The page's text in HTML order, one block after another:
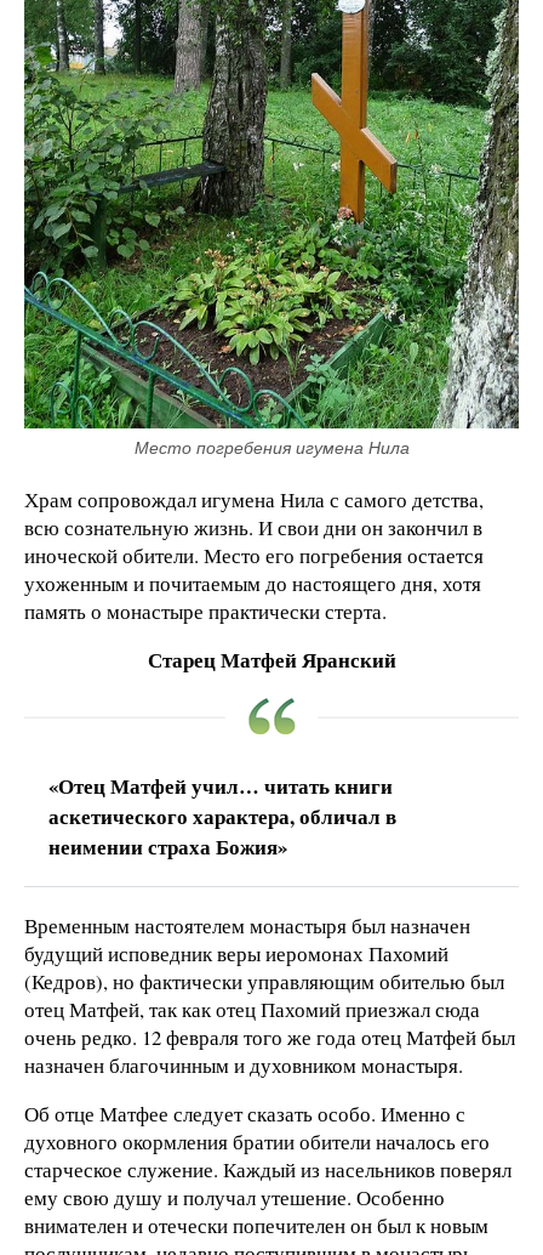
Место погребения игумена Нила
Храм сопровождал игумена Нила с самого детства,
всю сознательную жизнь. И свои дни он закончил в
иноческой обители. Место его погребения остается
ухоженным и почитаемым до настоящего дня, хотя
память о монастыре практически стерта.
Старец Матфей Яранский
«Отец Матфей учил… читать книги
аскетического характера, обличал в
неимении страха Божия»
Временным настоятелем монастыря был назначен
будущий исповедник веры иеромонах Пахомий
(Кедров), но фактически управляющим обителью был
отец Матфей, так как отец Пахомий приезжал сюда
очень редко. 12 февраля того же года отец Матфей был
назначен благочинным и духовником монастыря.
Об отце Матфее следует сказать особо. Именно с
духовного окормления братии обители началось его
старческое служение. Каждый из насельников поверял
ему свою душу и получал утешение. Особенно
внимателен и отечески попечителен он был к новым